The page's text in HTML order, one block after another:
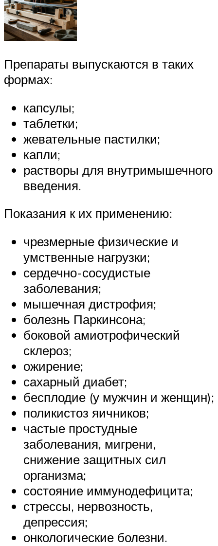
Препараты выпускаются в таких
формах:
капсулы;
таблетки;
жевательные пастилки;
капли;
растворы для внутримышечного
введения.
Показания к их применению:
чрезмерные физические и
умственные нагрузки;
сердечно-сосудистые
заболевания;
мышечная дистрофия;
болезнь Паркинсона;
боковой амиотрофический
склероз;
ожирение;
сахарный диабет;
бесплодие (у мужчин и женщин);
поликистоз яичников;
частые простудные
заболевания, мигрени,
снижение защитных сил
организма;
состояние иммунодефицита;
стрессы, нервозность,
депрессия;
онкологические болезни.